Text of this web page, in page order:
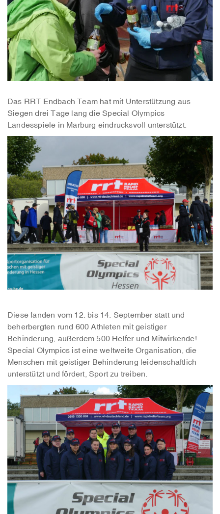
Das RRT Endbach Team hat mit Unterstützung aus
Siegen drei Tage lang die Special Olympics
Landesspiele in Marburg eindrucksvoll unterstützt.
Diese fanden vom 12. bis 14. September statt und
beherbergten rund 600 Athleten mit geistiger
Behinderung, außerdem 500 Helfer und Mitwirkende!
Special Olympics ist eine weltweite Organisation, die
Menschen mit geistiger Behinderung leidenschaftlich
unterstützt und fördert, Sport zu treiben.